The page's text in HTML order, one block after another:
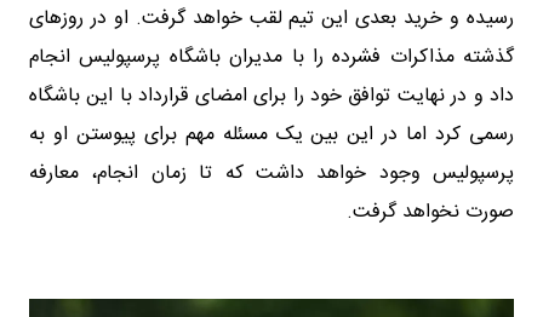
رسیده و خرید بعدی این تیم لقب خواهد گرفت. او در روزهای
گذشته مذاکرات فشرده را با مدیران باشگاه پرسپولیس انجام
داد و در نهایت توافق خود را برای امضای قرارداد با این باشگاه
رسمی کرد اما در این بین یک مسئله مهم برای پیوستن او به
پرسپولیس وجود خواهد داشت که تا زمان انجام، معارفه
صورت نخواهد گرفت.